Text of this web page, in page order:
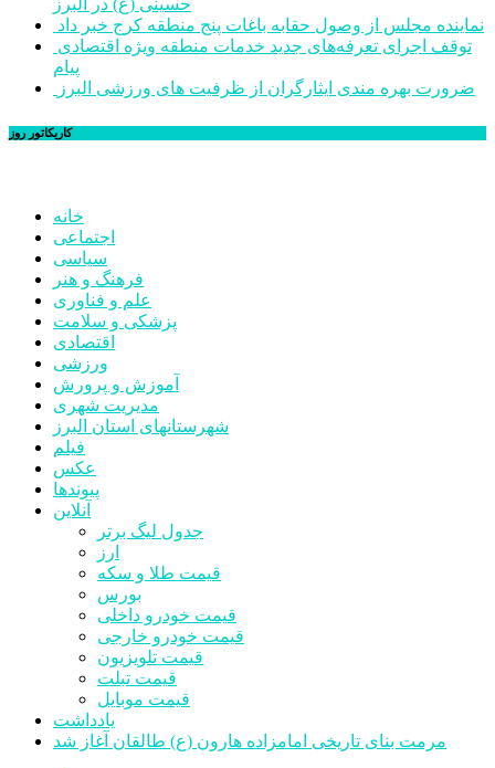
نماینده مجلس از وصول حقابه باغات پنج منطقه کرج خبر داد
پیام
ضرورت بهره مندی ایثارگران از ظرفیت های ورزشی البرز
کاریکاتور روز
خانه
اجتماعی
سیاسی
فرهنگ و هنر
علم و فناوری
پزشکی و سلامت
اقتصادی
ورزشی
آموزش و پرورش
مدیریت شهری
شهرستانهای استان البرز
فیلم
عکس
پیوندها
آنلاین
جدول لیگ برتر
ارز
قیمت طلا و سکه
بورس
قیمت خودرو داخلی
قیمت خودرو خارجی
قیمت تلویزیون
قیمت تبلت
قیمت موبایل
یادداشت
مرمت بنای تاریخی امامزاده هارون (ع) طالقان آغاز شد